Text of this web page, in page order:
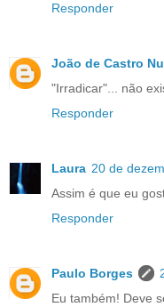
Responder
João de Castro
"Irradicar"... não
Responder
Laura 20 de
Assim é que eu
Responder
Paulo Borges
Eu também! Deve